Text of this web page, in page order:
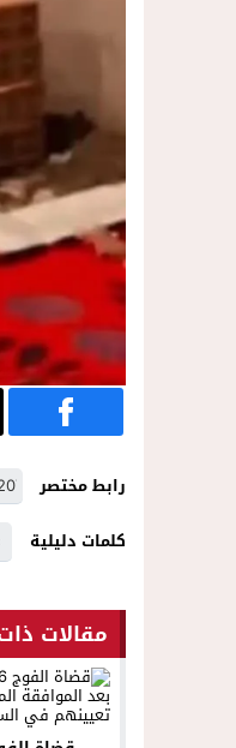
رابط مختصر
كلمات دليلية
مقالات